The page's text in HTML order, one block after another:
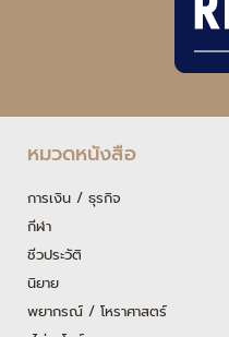
หมวดหนังสือ
การเงิน / ธุรกิจ
กีฬา
ชีวประวัติ
นิยาย
พยากรณ์ / โหราศาสตร์